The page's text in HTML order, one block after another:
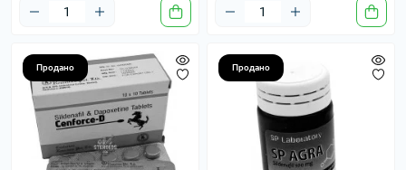
Продано Продано